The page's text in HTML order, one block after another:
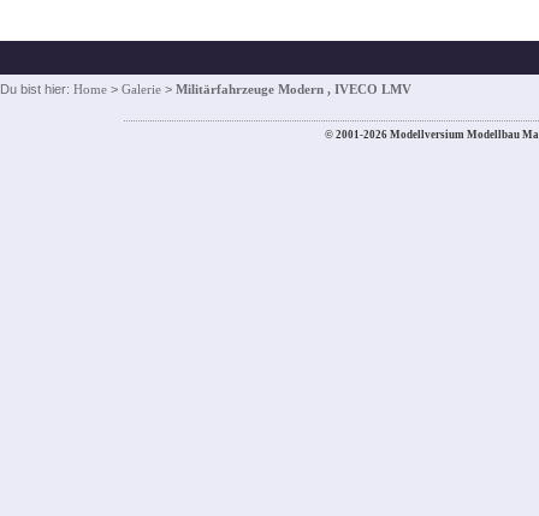
Du bist hier: Home > Galerie > Militärfahrzeuge Modern , IVECO LMV
© 2001-2026 Modellversium Modellbau